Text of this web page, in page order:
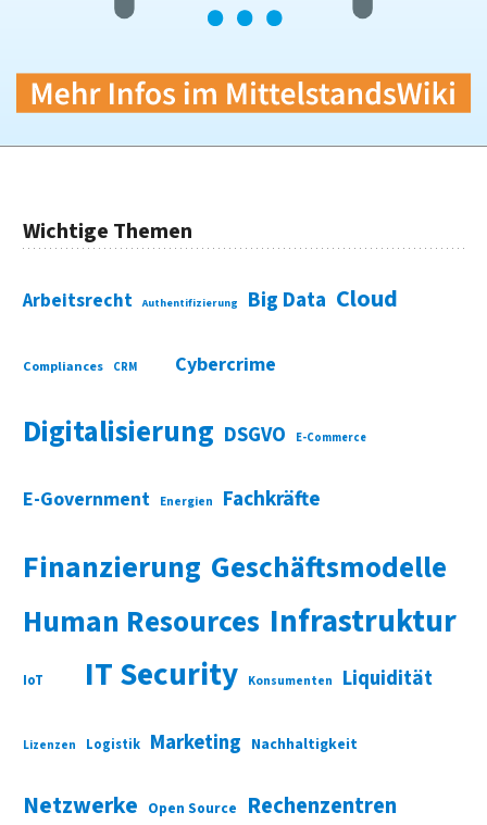
Wichtige Themen
Arbeitsrecht Authentifizierung Big Data Cloud
Compliances CRM Cybercrime
Digitalisierung DSGVO E-Commerce
E-Government Energien Fachkräfte
Finanzierung Geschäftsmodelle
Human Resources Infrastruktur
IoT IT Security Konsumenten Liquidität
Lizenzen Logistik Marketing Nachhaltigkeit
Netzwerke Open Source Rechenzentren